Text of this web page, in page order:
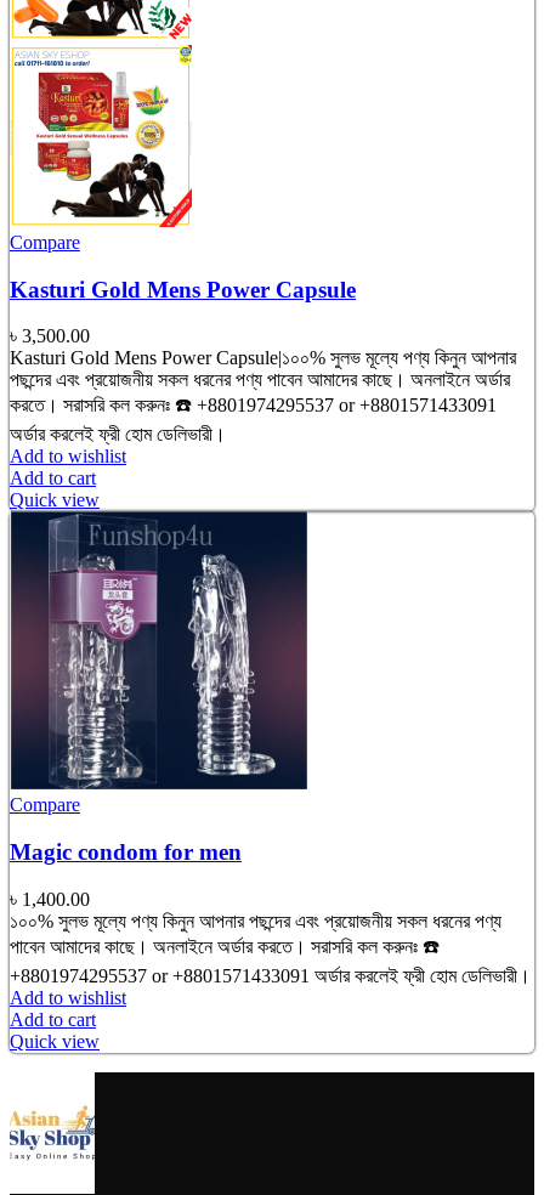
Compare
Kasturi Gold Mens Power Capsule
৳ 3,500.00
Kasturi Gold Mens Power Capsule|১০০% সুলভ মূল্যে পণ্য কিনুন আপনার
পছন্দের এবং প্রয়োজনীয় সকল ধরনের পণ্য পাবেন আমাদের কাছে। অনলাইনে অর্ডার
করতে। সরাসরি কল করুনঃ ☎️ +8801974295537 or +8801571433091
অর্ডার করলেই ফ্রী হোম ডেলিভারী।
Add to wishlist
Add to cart
Quick view
Compare
Magic condom for men
৳ 1,400.00
১০০% সুলভ মূল্যে পণ্য কিনুন আপনার পছন্দের এবং প্রয়োজনীয় সকল ধরনের পণ্য
পাবেন আমাদের কাছে। অনলাইনে অর্ডার করতে। সরাসরি কল করুনঃ ☎️
+8801974295537 or +8801571433091 অর্ডার করলেই ফ্রী হোম ডেলিভারী।
Add to wishlist
Add to cart
Quick view